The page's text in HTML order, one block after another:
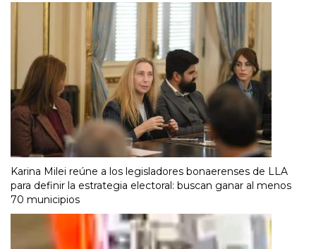
Karina Milei reúne a los legisladores bonaerenses de LLA
para definir la estrategia electoral: buscan ganar al menos
70 municipios